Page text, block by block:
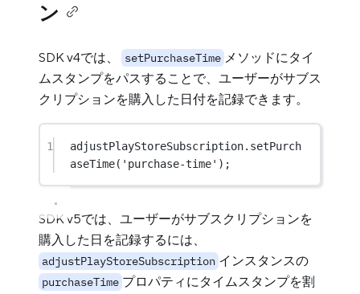
ン
SDK v4では、 setPurchaseTime メソッドにタイ
ムスタンプをパスすることで、ユーザーがサブス
クリプションを購入した日付を記録できます。
1 adjustPlayStoreSubscription. setPurch
aseTime( 'purchase-time' );
SDK v5では、ユーザーがサブスクリプションを
購入した日を記録するには、
adjustPlayStoreSubscription インスタンスの
purchaseTime プロパティにタイムスタンプを割